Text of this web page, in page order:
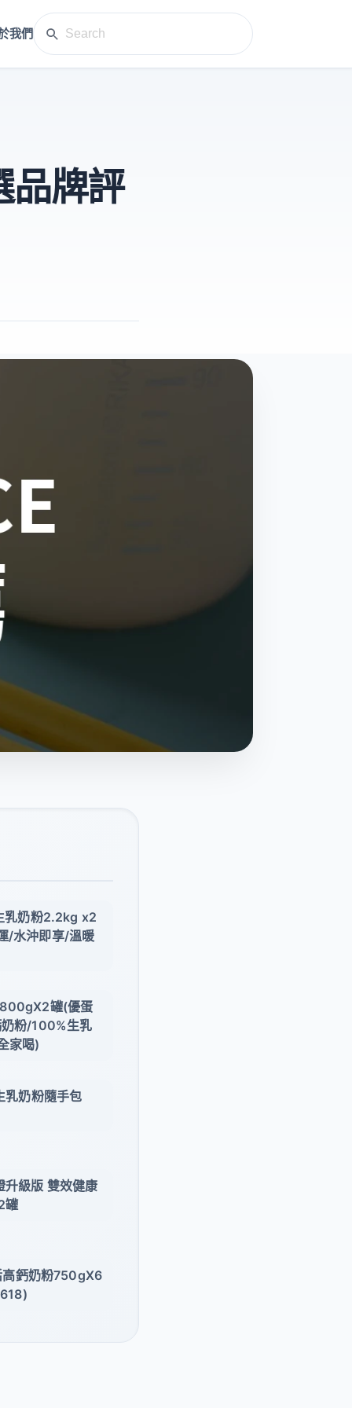
我們
牌評
乳奶粉2.2kg x2
/水沖即享/溫暖
罐(優蛋
粉/100%生乳
家喝)
奶粉隨手包
升級版 雙效健康
罐
高鈣奶粉750gX6